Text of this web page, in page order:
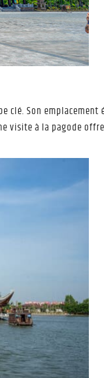
clé. Son
à la pagode